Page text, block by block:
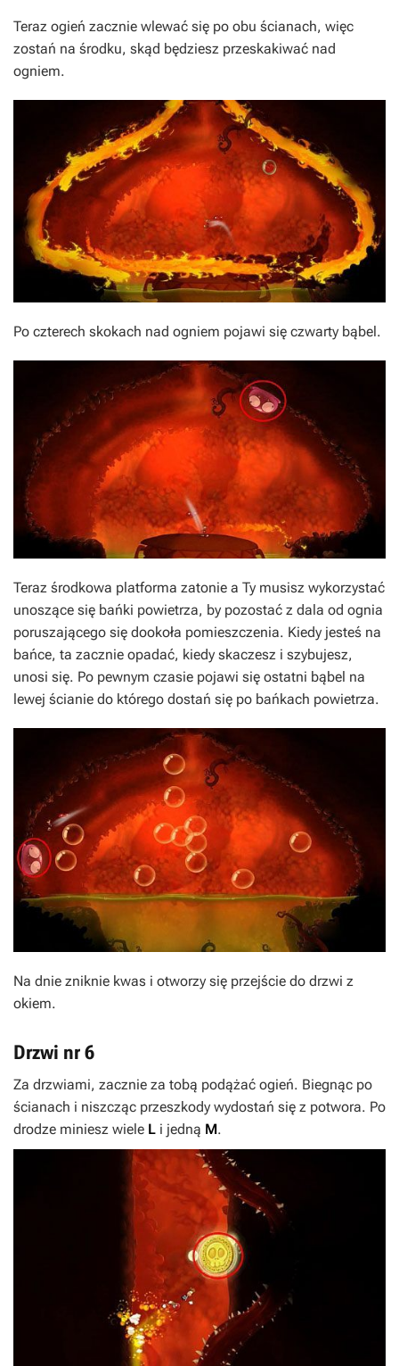
Teraz ogień zacznie wlewać się po obu ścianach, więc
zostań na środku, skąd będziesz przeskakiwać nad
ogniem.
Po czterech skokach nad ogniem pojawi się czwarty bąbel.
Teraz środkowa platforma zatonie a Ty musisz wykorzystać
unoszące się bańki powietrza, by pozostać z dala od ognia
poruszającego się dookoła pomieszczenia. Kiedy jesteś na
bańce, ta zacznie opadać, kiedy skaczesz i szybujesz,
unosi się. Po pewnym czasie pojawi się ostatni bąbel na
lewej ścianie do którego dostań się po bańkach powietrza.
Na dnie zniknie kwas i otworzy się przejście do drzwi z
okiem.
Drzwi nr 6
Za drzwiami, zacznie za tobą podążać ogień. Biegnąc po
ścianach i niszcząc przeszkody wydostań się z potwora. Po
drodze miniesz wiele L i jedną M.